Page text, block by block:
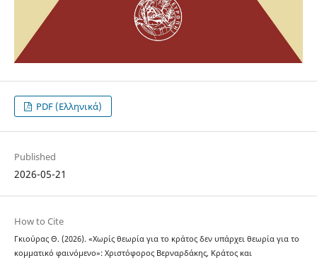
PDF (Ελληνικά)
Published
2026-05-21
How to Cite
Γκιούρας Θ. (2026). «Χωρίς θεωρία για το κράτος δεν υπάρχει θεωρία για το
κομματικό φαινόμενο»: Χριστόφορος Βερναρδάκης, Κράτος και